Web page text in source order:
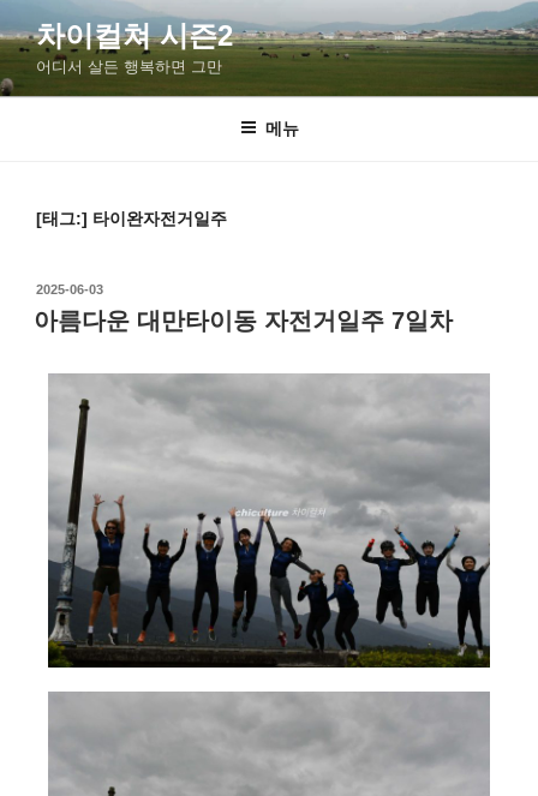
차이컬쳐 시즌2
어디서 살든 행복하면 그만
메뉴
[태그:] 타이완자전거일주
2025-06-03
아름다운 대만타이동 자전거일주 7일차